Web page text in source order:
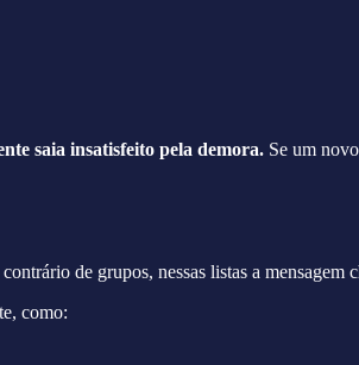
saia insatisfeito pela demora. Se um
de grupos, nessas listas a
como: